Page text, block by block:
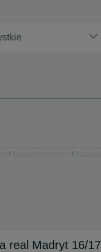
real Madryt 16/17